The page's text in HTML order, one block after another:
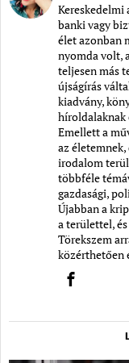
Kereskedelmi
banki vagy
élet azonban
nyomda volt,
teljesen más
újságírás
kiadvány,
híroldalaknak
Emellett a
az
irodalom
többféle
gazdasági,
Újabban a
a területtel,
Törekszem
közérthetően